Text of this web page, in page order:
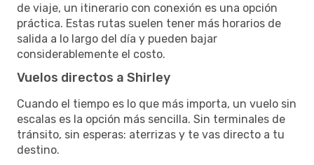
de viaje, un itinerario con conexión es una opción
práctica. Estas rutas suelen tener más horarios de
salida a lo largo del día y pueden bajar
considerablemente el costo.
Vuelos directos a Shirley
Cuando el tiempo es lo que más importa, un vuelo sin
escalas es la opción más sencilla. Sin terminales de
tránsito, sin esperas: aterrizas y te vas directo a tu
destino.